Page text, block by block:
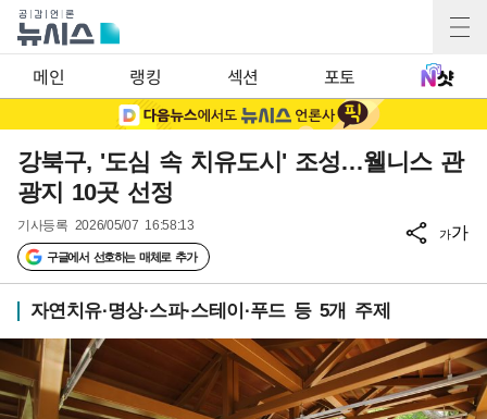
메인 랭킹 섹션 포토
강북구, '도심 속 치유도시' 조성…웰니스 관
광지 10곳 선정
기사등록 2026/05/07 16:58:13
구글에서 선호하는 매체로 추가
가가
자연치유·명상·스파·스테이·푸드 등 5개 주제